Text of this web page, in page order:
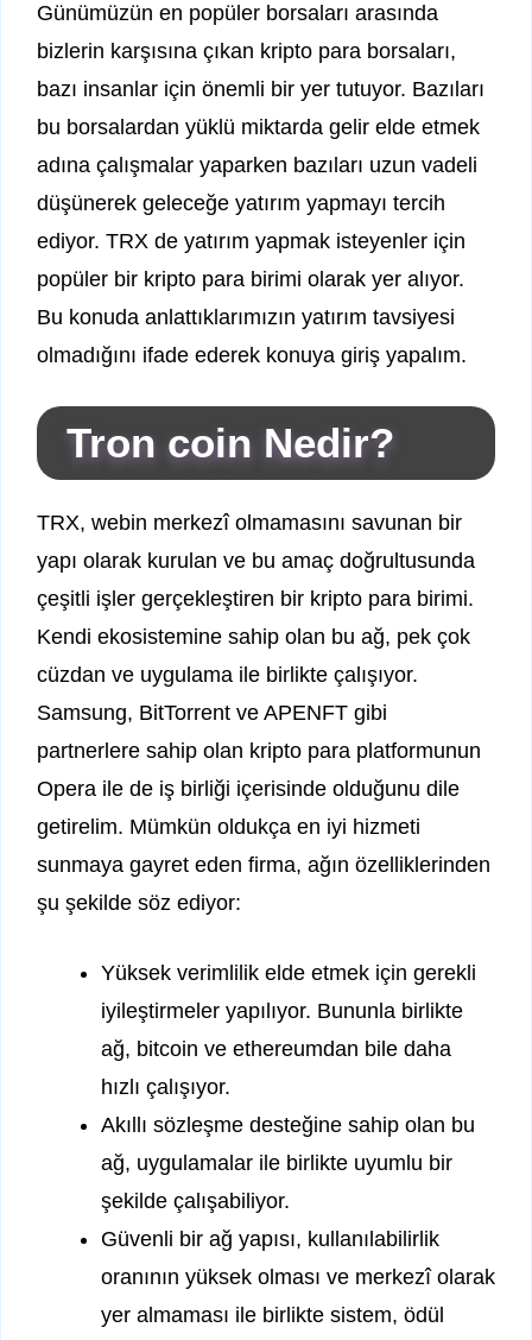
Günümüzün en popüler borsaları arasında
bizlerin karşısına çıkan kripto para borsaları,
bazı insanlar için önemli bir yer tutuyor. Bazıları
bu borsalardan yüklü miktarda gelir elde etmek
adına çalışmalar yaparken bazıları uzun vadeli
düşünerek geleceğe yatırım yapmayı tercih
ediyor. TRX de yatırım yapmak isteyenler için
popüler bir kripto para birimi olarak yer alıyor.
Bu konuda anlattıklarımızın yatırım tavsiyesi
olmadığını ifade ederek konuya giriş yapalım.
Tron coin Nedir?
TRX, webin merkezî olmamasını savunan bir
yapı olarak kurulan ve bu amaç doğrultusunda
çeşitli işler gerçekleştiren bir kripto para birimi.
Kendi ekosistemine sahip olan bu ağ, pek çok
cüzdan ve uygulama ile birlikte çalışıyor.
Samsung, BitTorrent ve APENFT gibi
partnerlere sahip olan kripto para platformunun
Opera ile de iş birliği içerisinde olduğunu dile
getirelim. Mümkün oldukça en iyi hizmeti
sunmaya gayret eden firma, ağın özelliklerinden
şu şekilde söz ediyor:
Yüksek verimlilik elde etmek için gerekli
iyileştirmeler yapılıyor. Bununla birlikte
ağ, bitcoin ve ethereumdan bile daha
hızlı çalışıyor.
Akıllı sözleşme desteğine sahip olan bu
ağ, uygulamalar ile birlikte uyumlu bir
şekilde çalışabiliyor.
Güvenli bir ağ yapısı, kullanılabilirlik
oranının yüksek olması ve merkezî olarak
yer almaması ile birlikte sistem, ödül